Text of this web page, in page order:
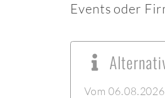
Events oder
Vom